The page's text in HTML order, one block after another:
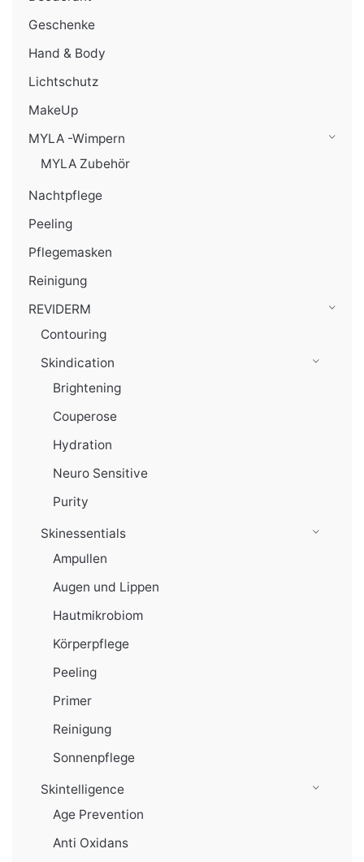
Geschenke
Hand & Body
Lichtschutz
MakeUp
MYLA -Wimpern
MYLA Zubehör
Nachtpflege
Peeling
Pflegemasken
Reinigung
REVIDERM
Contouring
Skindication
Brightening
Couperose
Hydration
Neuro Sensitive
Purity
Skinessentials
Ampullen
Augen und Lippen
Hautmikrobiom
Körperpflege
Peeling
Primer
Reinigung
Sonnenpflege
Skintelligence
Age Prevention
Anti Oxidans